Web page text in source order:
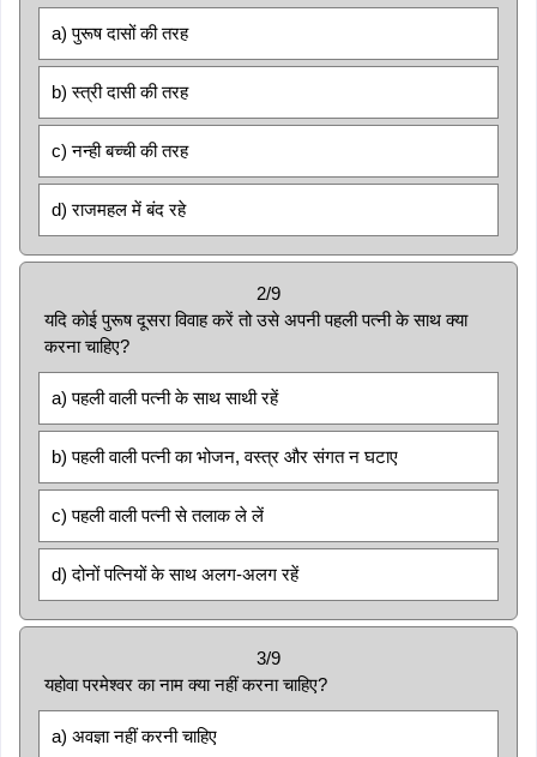
a) पुरूष दासों की तरह
b) स्त्री दासी की तरह
c) नन्ही बच्ची की तरह
d) राजमहल में बंद रहे
2/9
यदि कोई पुरूष दूसरा विवाह करें तो उसे अपनी पहली पत्नी के साथ क्या
करना चाहिए?
a) पहली वाली पत्नी के साथ साथी रहें
b) पहली वाली पत्नी का भोजन, वस्त्र और संगत न घटाए
c) पहली वाली पत्नी से तलाक ले लें
d) दोनों पत्नियों के साथ अलग-अलग रहें
3/9
यहोवा परमेश्वर का नाम क्या नहीं करना चाहिए?
a) अवज्ञा नहीं करनी चाहिए